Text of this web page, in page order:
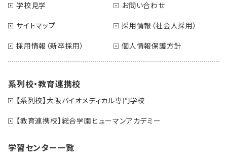
学校見学
お問い合わせ
サイトマップ
採用情報（社会人採用）
採用情報（新卒採用）
個人情報保護方針
系列校・教育連携校
【系列校】大阪バイオメディカル専門学校
【教育連携校】総合学園ヒューマンアカデミー
学習センター一覧